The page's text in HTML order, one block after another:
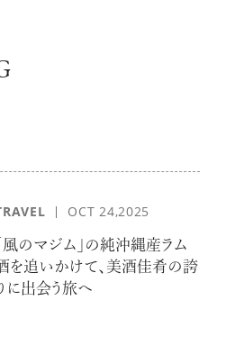
OCT 24,2025
「風のマジム」の純沖縄産ラム
を追いかけて、美酒佳肴の誇
に出会う旅へ